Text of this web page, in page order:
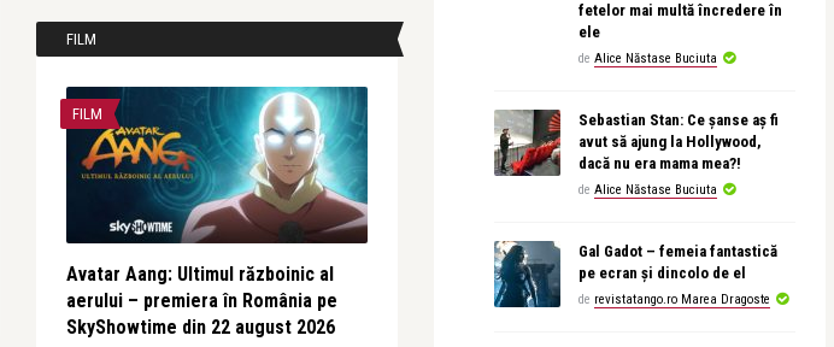
FILM
FILM
Avatar Aang: Ultimul războinic al
aerului – premiera în România pe
SkyShowtime din 22 august 2026
fetelor mai multă încredere în
ele
de Alice Năstase Buciuta
Sebastian Stan: Ce șanse aș fi
avut să ajung la Hollywood,
dacă nu era mama mea?!
de Alice Năstase Buciuta
Gal Gadot – femeia fantastică
pe ecran și dincolo de el
de revistatango.ro Marea Dragoste